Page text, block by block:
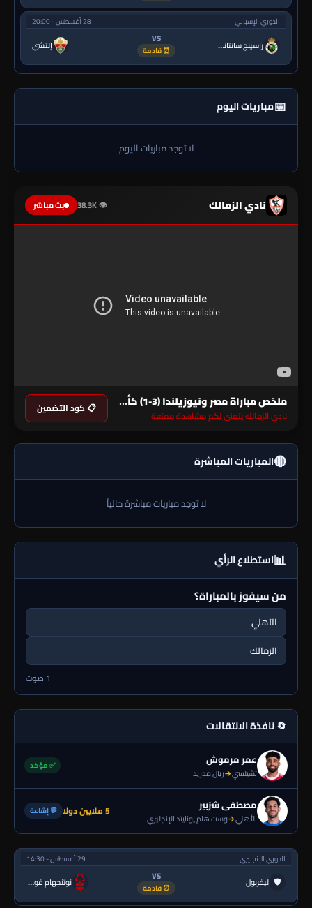
الدوري الإسباني 28 أغسطس - 20:00
راسينج سانتاندير VS
⏰ قادمة إلتشي
📅مباريات اليوم
لا توجد مباريات اليوم
نادي الزمالك 👁 38.3K بث مباشر
ملخص مباراة مصر ونيوزيلندا (3-1) كأس العالم
نادي الزمالك يتمنى لكم مشاهدة ممتعة 📋 كود التضمين
🔴المباريات المباشرة
لا توجد مباريات مباشرة حالياً
📊استطلاع الرأي
من سيفوز بالمباراة؟
الأهلي
الزمالك
1 صوت
🔄 نافذة الانتقالات
عمر مرموش
تشيلسي→ريال مدريد
✅ مؤكد
مصطفى شزبير
الأهلي→وست هام يونايتد الإنجليزي 5 ملايين دولا 💬 إشاعة
الدوري الإنجليزي 29 أغسطس - 14:30
🛡 ليفربول VS
⏰ قادمة نوتنجهام فورست